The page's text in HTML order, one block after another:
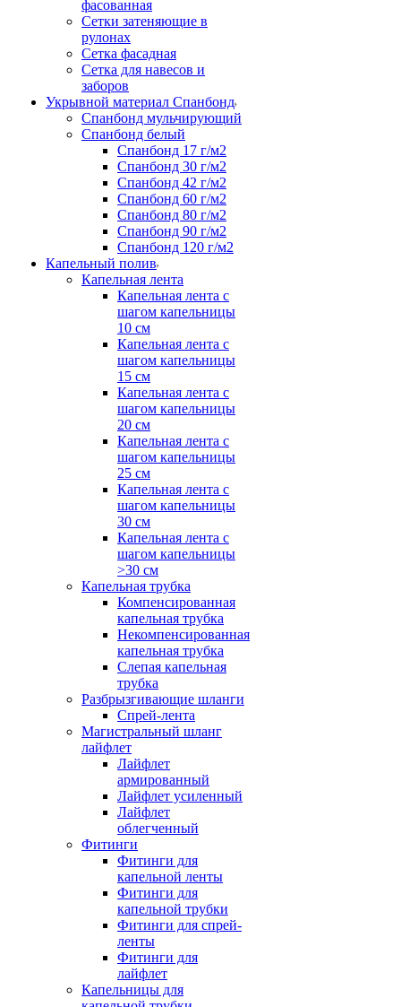
фасованная
Сетки затеняющие в
рулонах
Сетка фасадная
Сетка для навесов и
заборов
Укрывной материал Спанбонд
Спанбонд мульчирующий
Спанбонд белый
Спанбонд 17 г/м2
Спанбонд 30 г/м2
Спанбонд 42 г/м2
Спанбонд 60 г/м2
Спанбонд 80 г/м2
Спанбонд 90 г/м2
Спанбонд 120 г/м2
Капельный полив
Капельная лента
Капельная лента с
шагом капельницы
10 см
Капельная лента с
шагом капельницы
15 см
Капельная лента с
шагом капельницы
20 см
Капельная лента с
шагом капельницы
25 см
Капельная лента с
шагом капельницы
30 см
Капельная лента с
шагом капельницы
>30 см
Капельная трубка
Компенсированная
капельная трубка
Некомпенсированная
капельная трубка
Слепая капельная
трубка
Разбрызгивающие шланги
Спрей-лента
Магистральный шланг
лайфлет
Лайфлет
армированный
Лайфлет усиленный
Лайфлет
облегченный
Фитинги
Фитинги для
капельной ленты
Фитинги для
капельной трубки
Фитинги для спрей-
ленты
Фитинги для
лайфлет
Капельницы для